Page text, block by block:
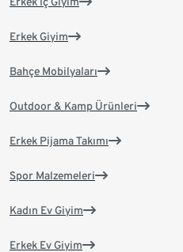
Erkek Giyim
Bahçe Mobilyaları
Outdoor & Kamp Ürünleri
Erkek Pijama Takımı
Spor Malzemeleri
Kadın Ev Giyim
Erkek Ev Giyim